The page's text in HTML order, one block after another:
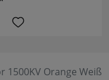
1500KV Orange Weiß